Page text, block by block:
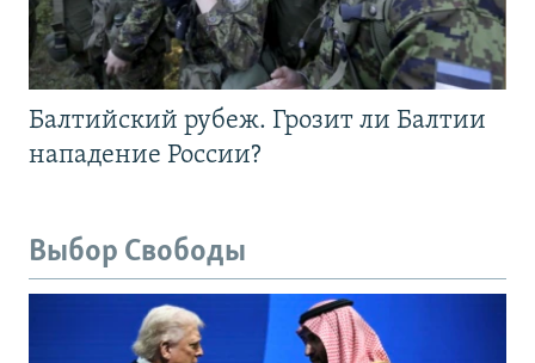
Балтийский рубеж. Грозит ли Балтии
нападение России?
Выбор Свободы